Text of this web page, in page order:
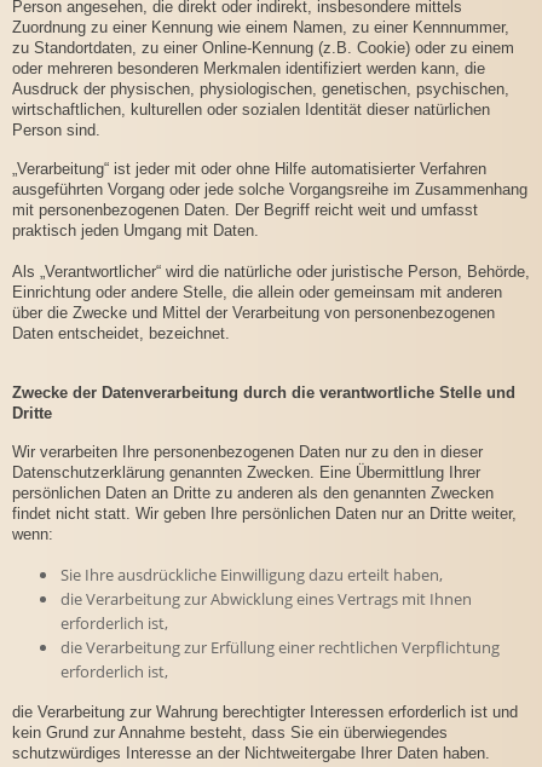
Person angesehen, die direkt oder indirekt, insbesondere mittels
Zuordnung zu einer Kennung wie einem Namen, zu einer Kennnummer,
zu Standortdaten, zu einer Online-Kennung (z.B. Cookie) oder zu einem
oder mehreren besonderen Merkmalen identifiziert werden kann, die
Ausdruck der physischen, physiologischen, genetischen, psychischen,
wirtschaftlichen, kulturellen oder sozialen Identität dieser natürlichen
Person sind.
„Verarbeitung“ ist jeder mit oder ohne Hilfe automatisierter Verfahren
ausgeführten Vorgang oder jede solche Vorgangsreihe im Zusammenhang
mit personenbezogenen Daten. Der Begriff reicht weit und umfasst
praktisch jeden Umgang mit Daten.
Als „Verantwortlicher“ wird die natürliche oder juristische Person, Behörde,
Einrichtung oder andere Stelle, die allein oder gemeinsam mit anderen
über die Zwecke und Mittel der Verarbeitung von personenbezogenen
Daten entscheidet, bezeichnet.
Zwecke der Datenverarbeitung durch die verantwortliche Stelle und
Dritte
Wir verarbeiten Ihre personenbezogenen Daten nur zu den in dieser
Datenschutzerklärung genannten Zwecken. Eine Übermittlung Ihrer
persönlichen Daten an Dritte zu anderen als den genannten Zwecken
findet nicht statt. Wir geben Ihre persönlichen Daten nur an Dritte weiter,
wenn:
Sie Ihre ausdrückliche Einwilligung dazu erteilt haben,
die Verarbeitung zur Abwicklung eines Vertrags mit Ihnen
erforderlich ist,
die Verarbeitung zur Erfüllung einer rechtlichen Verpflichtung
erforderlich ist,
die Verarbeitung zur Wahrung berechtigter Interessen erforderlich ist und
kein Grund zur Annahme besteht, dass Sie ein überwiegendes
schutzwürdiges Interesse an der Nichtweitergabe Ihrer Daten haben.